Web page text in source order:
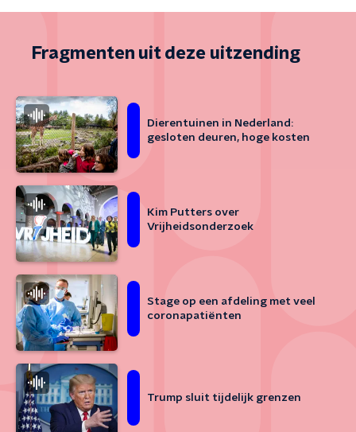
Fragmenten uit deze uitzending
Dierentuinen in Nederland:
gesloten deuren, hoge kosten
Kim Putters over
Vrijheidsonderzoek
Stage op een afdeling met veel
coronapatiënten
Trump sluit tijdelijk grenzen